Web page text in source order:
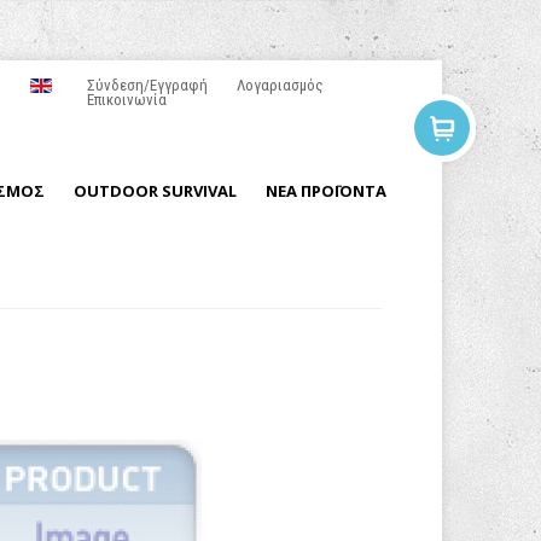
Σύνδεση/Εγγραφή
Λογαριασμός
Επικοινωνία
OUTDOOR SURVIVAL ΝΕΑ ΠΡΟΪΟΝΤΑ